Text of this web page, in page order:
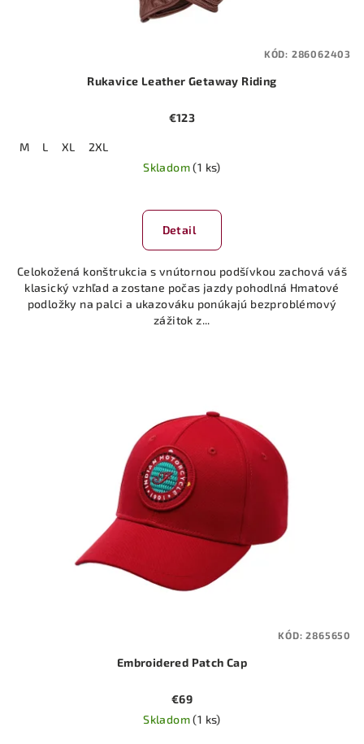
Rukavice Leather Getaway Riding
€123
M L XL
2XL
Skladom(1 ks)
Detail
Celokožená konštrukcia s vnútornou podšívkou zachová váš
klasický vzhľad a zostane počas jazdy pohodlná Hmatové
podložky na palci a ukazováku ponúkajú bezproblémový
zážitok z...
KÓD: 286062403
Embroidered Patch Cap
€69
Skladom(1 ks)
KÓD:2865650